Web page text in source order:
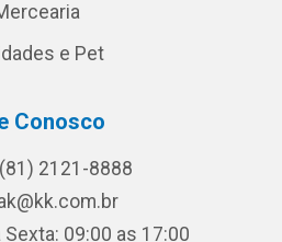
e Pet
Conosco
(81) 2121-8888
Sexta: 09:00 as 17:00